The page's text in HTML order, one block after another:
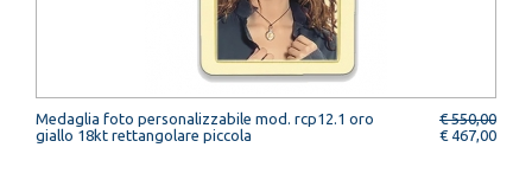
Medaglia foto personalizzabile mod. rcp12.1 oro
giallo 18kt rettangolare piccola
€ 550,00
€ 467,00